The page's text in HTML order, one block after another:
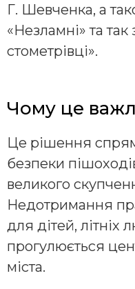
Г. Шевченка, а
«Незламні» та так
стометрівці».
Чому це
Це рішення
безпеки
великого
Недотримання
для дітей, літніх
прогулюється
міста.